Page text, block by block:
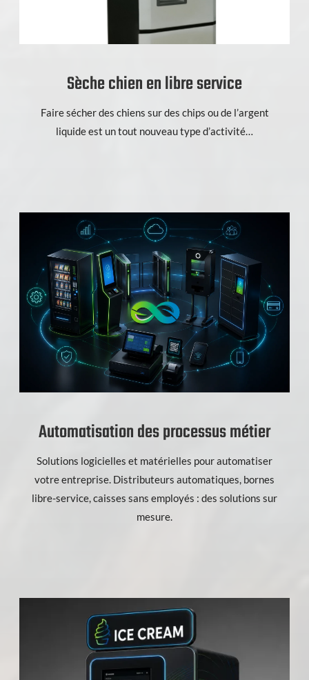
Sèche chien en libre service
Faire sécher des chiens sur des chips ou de l’argent
liquide est un tout nouveau type d’activité…
Automatisation des processus métier
Solutions logicielles et matérielles pour automatiser
votre entreprise. Distributeurs automatiques, bornes
libre-service, caisses sans employés : des solutions sur
mesure.